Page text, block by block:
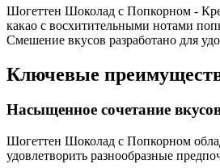
Шогеттен Шоколад с Попкорном -
какао с восхитительными нотами
Смешение вкусов разработано для
Ключевые
Насыщенное сочетание
Шогеттен Шоколад с Попкорном
удовлетворить разнообразные